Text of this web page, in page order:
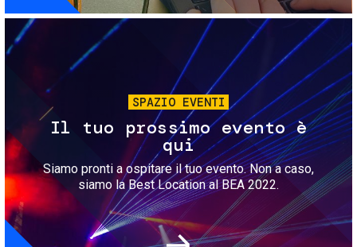
Immagine
SPAZIO EVENTI
Il tuo prossimo evento è
qui
Siamo pronti a ospitare il tuo evento. Non a caso,
siamo la Best Location al BEA 2022.